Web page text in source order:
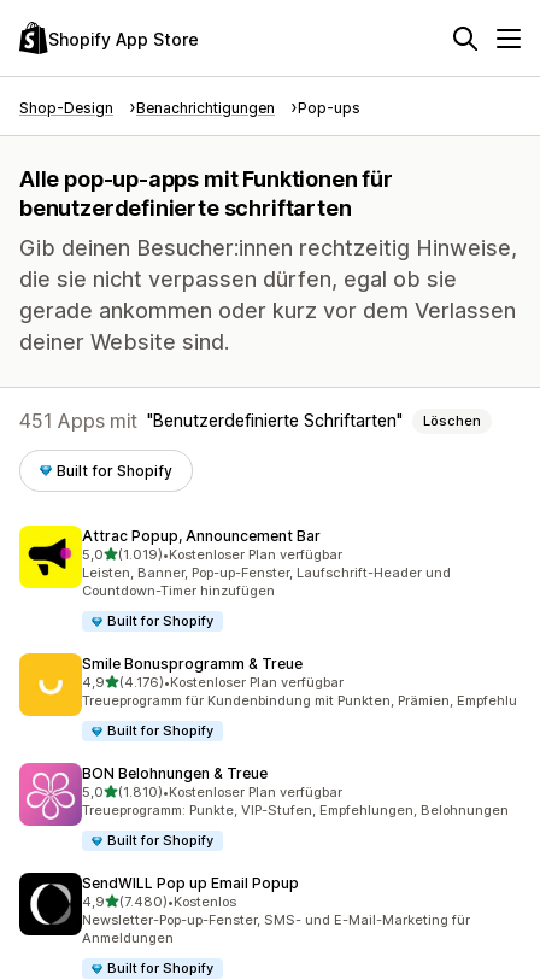
Shopify App Store
Shop-Design Benachrichtigungen Pop-ups
Alle pop-up-apps mit Funktionen für
benutzerdefinierte schriftarten
Gib deinen Besucher:innen rechtzeitig Hinweise,
die sie nicht verpassen dürfen, egal ob sie
gerade ankommen oder kurz vor dem Verlassen
deiner Website sind.
451 Apps mit Benutzerdefinierte Schriftarten Löschen
Built for Shopify
Attrac Popup, Announcement Bar
5,0von 5 Sternen
(1.019)
1019 Rezensionen insgesamt
•Kostenloser Plan verfügbar
Leisten, Banner, Pop-up-Fenster, Laufschrift-Header und
Countdown-Timer hinzufügen
Built for Shopify
Smile Bonusprogramm & Treue
4,9von 5 Sternen
(4.176)
4176 Rezensionen insgesamt
•Kostenloser Plan verfügbar
Treueprogramm für Kundenbindung mit Punkten, Prämien, Empfehlu
Built for Shopify
BON Belohnungen & Treue
5,0von 5 Sternen
(1.810)
1810 Rezensionen insgesamt
•Kostenloser Plan verfügbar
Treueprogramm: Punkte, VIP-Stufen, Empfehlungen, Belohnungen
Built for Shopify
SendWILL Pop up Email Popup
4,9von 5 Sternen
(7.480)
7480 Rezensionen insgesamt
•Kostenlos
Newsletter-Pop-up-Fenster, SMS- und E-Mail-Marketing für
Anmeldungen
Built for Shopify